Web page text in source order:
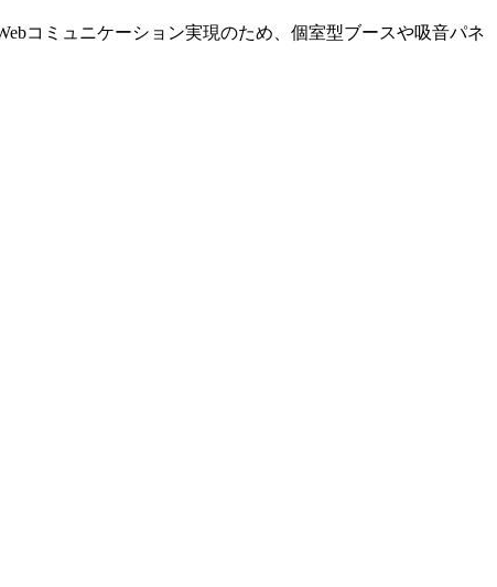
コミュニケーション実現のため、個室型ブースや吸音パネ